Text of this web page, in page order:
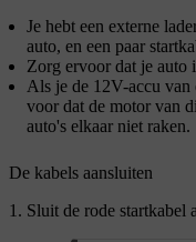
Je hebt een externe
auto, en een paar
Zorg ervoor dat je auto
Als je de 12V-accu van
voor dat de motor van
auto's elkaar niet raken.
De kabels aansluiten
Sluit de rode startkabel